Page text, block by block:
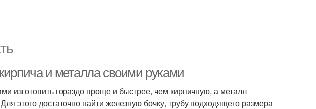
и металла своими руками
изготовить гораздо проще и быстрее, чем кирпичную, а металл
этого достаточно найти железную бочку, трубу подходящего размера